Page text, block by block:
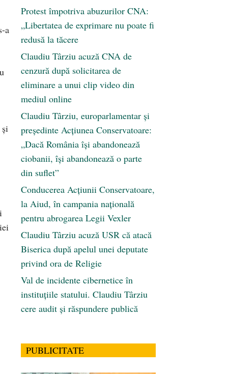
a
Protest împotriva abuzurilor CNA:
„Libertatea de exprimare nu poate fi
redusă la tăcere
Claudiu Târziu acuză CNA de
cenzură după solicitarea de
eliminare a unui clip video din
mediul online
Claudiu Târziu, europarlamentar și
președinte Acțiunea Conservatoare:
„Dacă România își abandonează
ciobanii, își abandonează o parte
din suflet”
Conducerea Acțiunii Conservatoare,
la Aiud, în campania națională
pentru abrogarea Legii Vexler
Claudiu Târziu acuză USR că atacă
Biserica după apelul unei deputate
privind ora de Religie
Val de incidente cibernetice în
instituțiile statului. Claudiu Târziu
cere audit și răspundere publică
PUBLICITATE